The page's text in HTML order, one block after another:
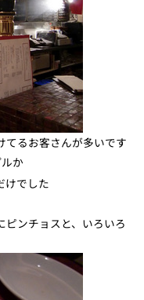
てるお客さんが多いです
か
けでした
ピンチョスと、いろいろ